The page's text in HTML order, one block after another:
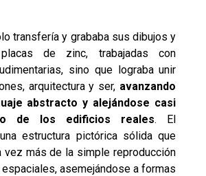
transfería y grababa sus dibujos y
de zinc, trabajadas con
sino que lograba unir
arquitectura y ser, avanzando
abstracto y alejándose casi
de los edificios reales. El
estructura pictórica sólida que
vez más de la simple reproducción
asemejándose a formas